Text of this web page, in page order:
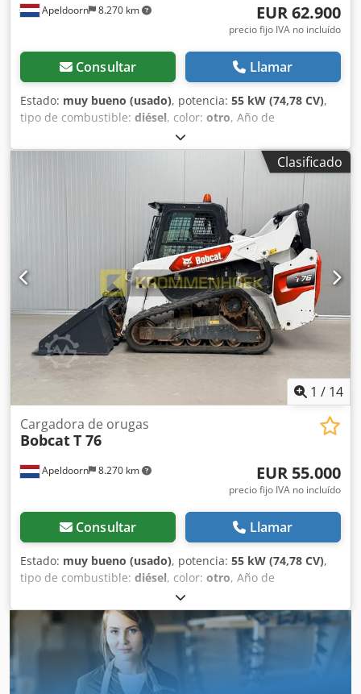
Apeldoorn 8.270 km EUR 62.900
precio fijo IVA no incluído
Consultar Llamar
Estado: muy bueno (usado), potencia: 55 kW (74,78 CV),
tipo de combustible: diésel, color: otro, Año de
, horas de funcionamiento:
Equipamiento:aire acondicionado, Información técnica
Número de cilindros: 4 Cilindrada del motor: 2.400 cc Tipo
de chasis: rígido Dksdpfoxn S N Rox Ap Ijr Dirección: rígida
Marca del motor: Bobcat Peso en vacío: 4.898 kg
Dimensiones (L x A x H): 390 x 186 x 206 cm Funcional
Sistema de cambio rápido: Sí Certificación CE: sí Estado
Estado técnico: muy bueno Estado visual: muy bueno =
Otras opciones y equipamiento = - Faro(s) de trabajo -
Suspensión del brazo - Orugas de goma - Gran caudal -
Acoplamiento rápido hidráulico - Luz de señalización - Dos
velocidades = Observaciones = Tren motriz Nivel (Tier):
Stage V / Tier IV final General País de fabricación: EE. UU.
Estado Tipo CE: CE Acoplamiento rápido hidráulico, 2
velocidades, pantalla grande, cámara de marcha atrás,
Clasificado
1 / 14
Apeldoorn 8.270 km
Cargadora de orugas
BobcatT 76
EUR 55.000
precio fijo IVA no incluído
Consultar Llamar
Estado: muy bueno (usado), potencia: 55 kW (74,78 CV),
tipo de combustible: diésel, color: otro, Año de
, horas de funcionamiento:
Equipamiento:aire acondicionado, Peso en vacío: 4.898 kg
Dksdpjy D D Slefx Ap Ijr Dimensiones (L x An x Al): 395 x
220 x 208 cm Dirección: rígida Marca del motor: Bobcat
Marcado CE: sí Estado técnico: muy bueno Estado visual:
muy bueno = Otras opciones y equipamiento = - 3er